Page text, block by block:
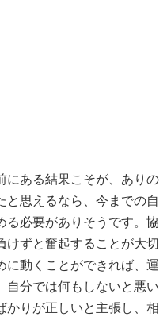
にある結果こそが、ありの
と思えるなら、今までの自
る必要がありそうです。協
けずと奮起することが大切
に動くことができれば、運
自分では何もしないと悪い
かりが正しいと主張し、相